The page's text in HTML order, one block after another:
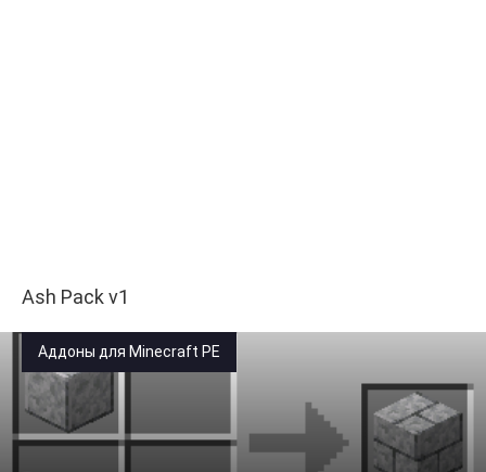
Ash Pack v1
Аддоны для Minecraft PE